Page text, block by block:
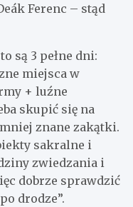
Ferenc – stąd
są 3 pełne dni:
miejsca w
+ luźne
skupić się na
znane zakątki.
sakralne i
zwiedzania i
dobrze sprawdzić
drodze”.